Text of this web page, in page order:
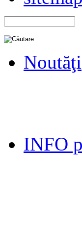
Noutăţi
INFO